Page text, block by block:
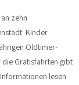
zehn
Kinder
Oldtimer-
die Gratisfahrten gibt
lesen